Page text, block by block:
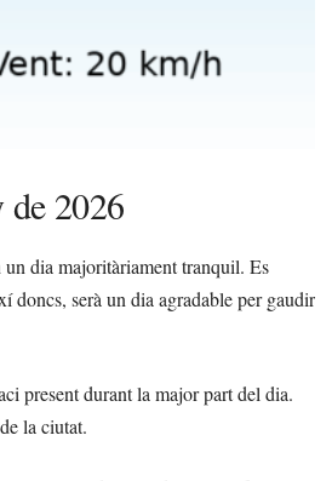
de 2026
dia majoritàriament tranquil. Es
doncs, serà un dia agradable per gaudir
present durant la major part del dia.
la ciutat.